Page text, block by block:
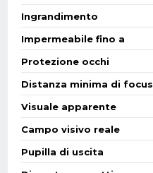
Ingrandimento
Impermeabile fino a
Protezione occhi
Distanza minima di focus
Visuale apparente
Campo visivo reale
Pupilla di uscita